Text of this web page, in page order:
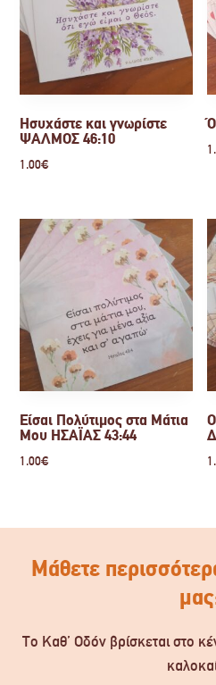
Ησυχάστε και γνωρίστε
ΨΑΛΜΟΣ 46:10
1.00€
Είσαι Πολύτιμος στα Μάτια
Μου ΗΣΑΪΑΣ 43:44
1.00€
Μάθετε
Το Καθ’ Οδόν βρίσκεται στο